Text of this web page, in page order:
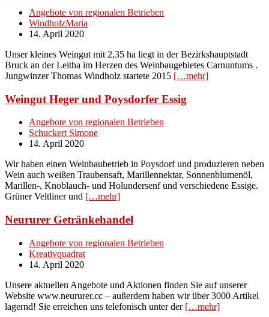
Angebote von regionalen Betrieben
WindholzMaria
14. April 2020
Unser kleines Weingut mit 2,35 ha liegt in der Bezirkshauptstadt
Bruck an der Leitha im Herzen des Weinbaugebietes Carnuntums .
Jungwinzer Thomas Windholz startete 2015 […mehr]
Weingut Heger und Poysdorfer Essig
Angebote von regionalen Betrieben
Schuckert Simone
14. April 2020
Wir haben einen Weinbaubetrieb in Poysdorf und produzieren neben
Wein auch weißen Traubensaft, Marillennektar, Sonnenblumenöl,
Marillen-, Knoblauch- und Holundersenf und verschiedene Essige.
Grüner Veltliner und […mehr]
Neururer Getränkehandel
Angebote von regionalen Betrieben
Kreativquadrat
14. April 2020
Unsere aktuellen Angebote und Aktionen finden Sie auf unserer
Website www.neururer.cc – außerdem haben wir über 3000 Artikel
lagernd! Sie erreichen uns telefonisch unter der […mehr]